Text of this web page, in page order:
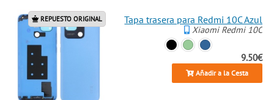
REPUESTO ORIGINAL Tapa trasera para Redmi 10C Azul
Xiaomi Redmi 10C
9.50€
Añadir a la Cesta